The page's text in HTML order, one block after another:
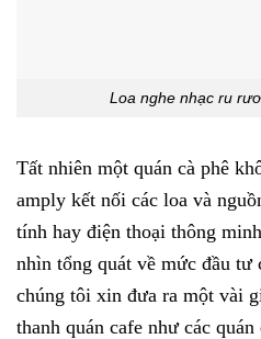
Loa nghe nhạc ru
Tất nhiên một quán cà phê
amply kết nối các loa và
tính hay điện thoại thông
nhìn tổng quát về mức đầu tư
chúng tôi xin đưa ra một vài
thanh quán cafe như các